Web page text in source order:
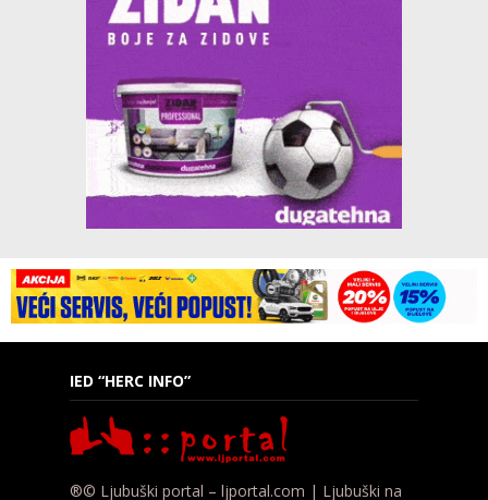
IED “HERC INFO”
®© Ljubuški portal – ljportal.com | Ljubuški na